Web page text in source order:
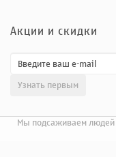
Акции и скидки
Мы подсаживаем людей